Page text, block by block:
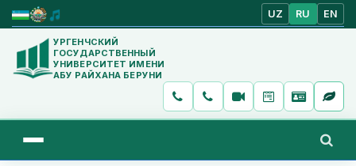
UZ RU EN
УРГЕНЧСКИЙ
ГОСУДАРСТВЕННЫЙ
УНИВЕРСИТЕТ ИМЕНИ
АБУ РАЙХАНА БЕРУНИ